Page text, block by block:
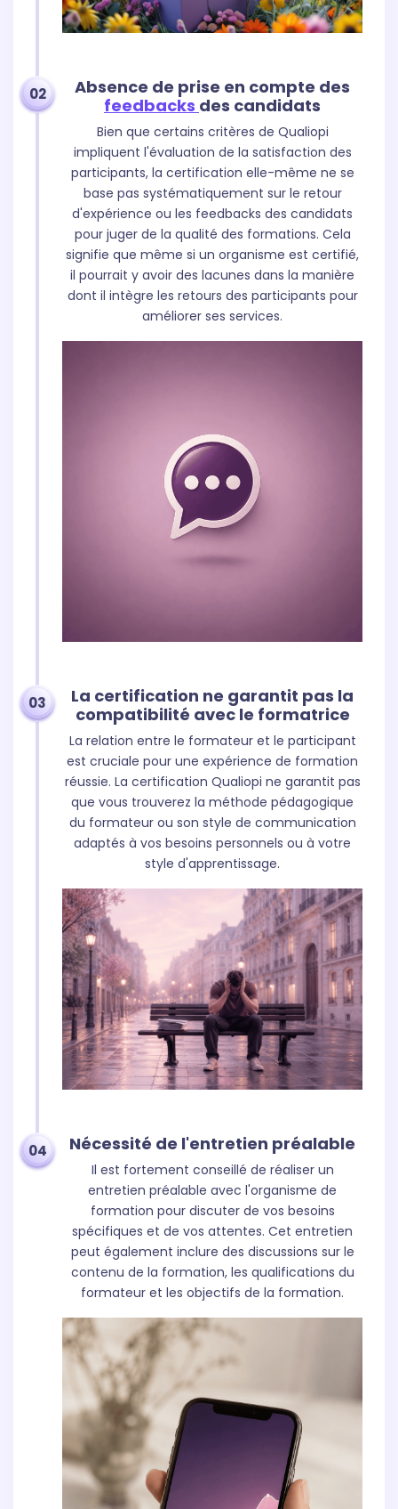
Absence de prise en compte des
feedbacks des candidats
Bien que certains critères de Qualiopi
impliquent l'évaluation de la satisfaction des
participants, la certification elle-même ne se
base pas systématiquement sur le retour
d'expérience ou les feedbacks des candidats
pour juger de la qualité des formations. Cela
signifie que même si un organisme est certifié,
il pourrait y avoir des lacunes dans la manière
dont il intègre les retours des participants pour
améliorer ses services.
02
La certification ne garantit pas la
compatibilité avec le formatrice
La relation entre le formateur et le participant
est cruciale pour une expérience de formation
réussie. La certification Qualiopi ne garantit pas
que vous trouverez la méthode pédagogique
du formateur ou son style de communication
adaptés à vos besoins personnels ou à votre
style d'apprentissage.
03
Nécessité de l'entretien préalable
Il est fortement conseillé de réaliser un
entretien préalable avec l'organisme de
formation pour discuter de vos besoins
spécifiques et de vos attentes. Cet entretien
peut également inclure des discussions sur le
contenu de la formation, les qualifications du
formateur et les objectifs de la formation.
04